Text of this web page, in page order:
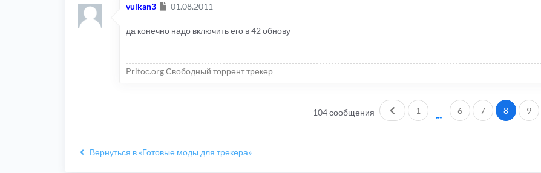
vulkan3 Сообщение
01.08.2011
да конечно надо включить его в 42 обнову
Pritoc.org Свободный торрент трекер
104 сообщения Пред.
1 6 7 8 9
Вернуться в «Готовые моды для трекера»